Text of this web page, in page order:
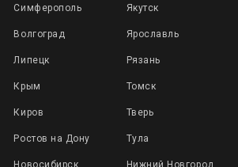
Симферополь Якутск
Волгоград Ярославль
Липецк Рязань
Крым Томск
Киров Тверь
Ростов на Дону Тула
Новосибирск Нижний Новгород